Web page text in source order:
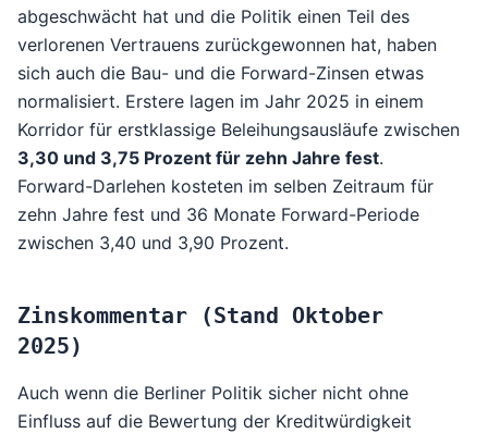
abgeschwächt hat und die Politik einen Teil des
verlorenen Vertrauens zurückgewonnen hat, haben
sich auch die Bau- und die Forward-Zinsen etwas
normalisiert. Erstere lagen im Jahr 2025 in einem
Korridor für erstklassige Beleihungsausläufe zwischen
3,30 und 3,75 Prozent für zehn Jahre fest.
Forward-Darlehen kosteten im selben Zeitraum für
zehn Jahre fest und 36 Monate Forward-Periode
zwischen 3,40 und 3,90 Prozent.
Zinskommentar (Stand Oktober
2025)
Auch wenn die Berliner Politik sicher nicht ohne
Einfluss auf die Bewertung der Kreditwürdigkeit